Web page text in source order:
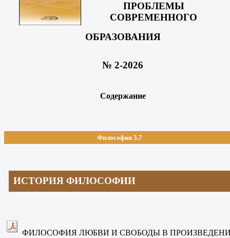
ПРОБЛЕМЫ
СОВРЕМЕННОГО
ОБРАЗОВАНИЯ
№ 2-2026
Содержание
Философия 5.7
ИСТОРИЯ ФИЛОСОФИИ
ФИЛОСОФИЯ ЛЮБВИ И СВОБОДЫ В